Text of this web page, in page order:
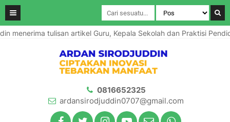
tulisan artikel Guru, Kepala Sekolah dan Praktisi Pendidikan
0816652325
ardansirodjuddin0707@gmail.com